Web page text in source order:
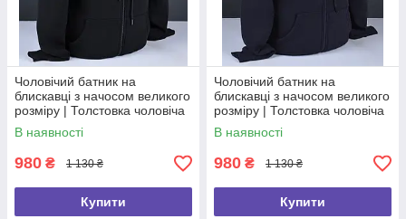
Чоловічий батник на
блискавці з начосом великого
розміру | Толстовка чоловіча
на флісі чорна Туреччина
6120 Б
В наявності
980 ₴ 1 130 ₴
Купити
Чоловічий батник на
блискавці з начосом великого
розміру | Толстовка чоловіча
на флісі синя Туреччина
6122 Б
В наявності
980 ₴ 1 130 ₴
Купити